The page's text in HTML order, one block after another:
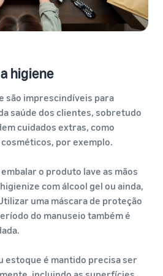
higiene
são imprescindíveis para
saúde dos clientes, sobretudo
cuidados extras, como
por exemplo.
o produto lave as mãos
com álcool gel ou ainda,
uma máscara de proteção
do manuseio também é
estoque é mantido precisa ser